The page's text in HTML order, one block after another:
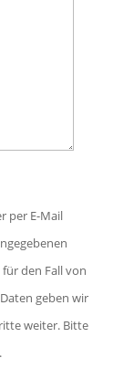
per E-Mail
den Fall von
geben wir
weiter. Bitte